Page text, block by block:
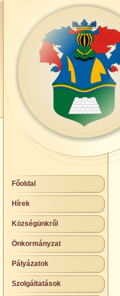
Főoldal
Hírek
Községünkről
Önkormányzat
Pályázatok
Szolgáltatások